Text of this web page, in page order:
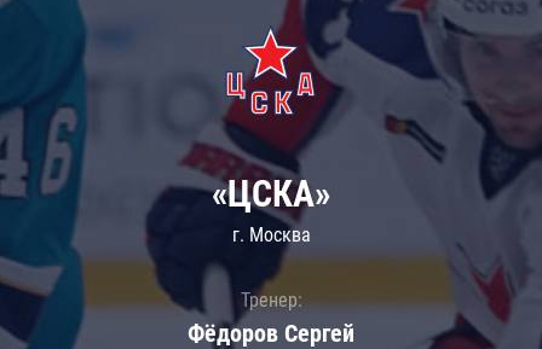
«ЦСКА»
г. Москва
Тренер:
Фёдоров Сергей